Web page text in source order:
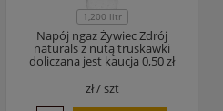
1,200 litr
Napój ngaz Żywiec Zdrój
naturals z nutą truskawki
doliczana jest kaucja 0,50 zł
zł /szt